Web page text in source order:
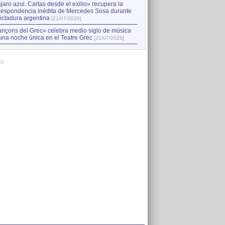
azul. Cartas desde el exilio» recupera la
inédita de Mercedes Sosa durante
argentina [21/07/2026]
del Grec» celebra medio siglo de música
noche única en el Teatre Grec [21/07/2026]